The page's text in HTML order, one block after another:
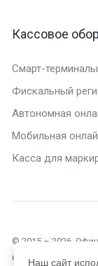
Кассовое
Смарт-терминалы
Фискальный
Автономная
Мобильная
Касса для
© 2015 – 2026.
касса в Нижнем
Наш сайт